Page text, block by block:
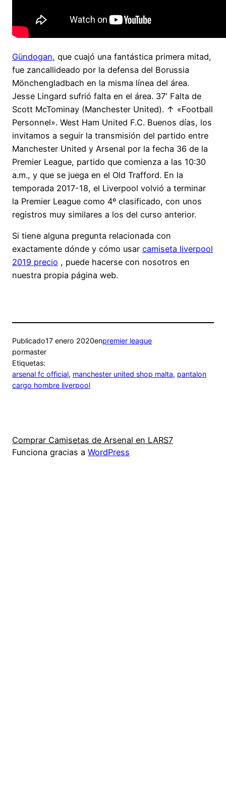
Gündogan, que cuajó una fantástica primera mitad,
fue zancallideado por la defensa del Borussia
Mönchengladbach en la misma línea del área.
Jesse Lingard sufrió falta en el área. 37′ Falta de
Scott McTominay (Manchester United). ↑ «Football
Personnel». West Ham United F.C. Buenos días, los
invitamos a seguir la transmisión del partido entre
Manchester United y Arsenal por la fecha 36 de la
Premier League, partido que comienza a las 10:30
a.m., y que se juega en el Old Trafford. En la
temporada 2017-18, el Liverpool volvió a terminar
la Premier League como 4º clasificado, con unos
registros muy similares a los del curso anterior.
Si tiene alguna pregunta relacionada con
exactamente dónde y cómo usar camiseta liverpool
2019 precio , puede hacerse con nosotros en
nuestra propia página web.
Publicado17 enero 2020enpremier league
pormaster
Etiquetas:
arsenal fc official, manchester united shop malta, pantalon
cargo hombre liverpool
Comprar Camisetas de Arsenal en LARS7
Funciona gracias a WordPress